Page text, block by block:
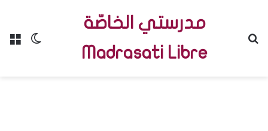
Menu
مدرستي الخاصّة
Madrasati Libre